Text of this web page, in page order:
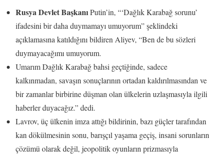
Rusya Devlet BaşkanıPutin’in, “‘Dağlık Karabağ sorunu’
ifadesini bir daha duymamayı umuyorum” şeklindeki
açıklamasına katıldığını bildiren Aliyev, “Ben de bu sözleri
duymayacağımı umuyorum.
Umarım Dağlık Karabağ bahsi geçtiğinde, sadece
kalkınmadan, savaşın sonuçlarının ortadan kaldırılmasından ve
bir zamanlar birbirine düşman olan ülkelerin uzlaşmasıyla ilgili
haberler duyacağız.” dedi.
Lavrov, üç ülkenin imza attığı bildirinin, bazı güçler tarafından
kan dökülmesinin sonu, barışçıl yaşama geçiş, insani sorunların
çözümü olarak değil, jeopolitik oyunların prizmasıyla